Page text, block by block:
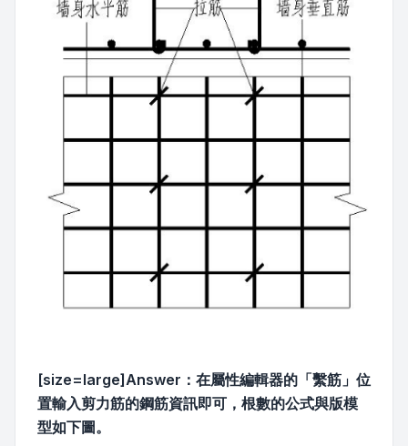
[size=large]Answer：在屬性編輯器的「繫筋」位
置輸入剪力筋的鋼筋資訊即可，根數的公式與版模
型如下圖。